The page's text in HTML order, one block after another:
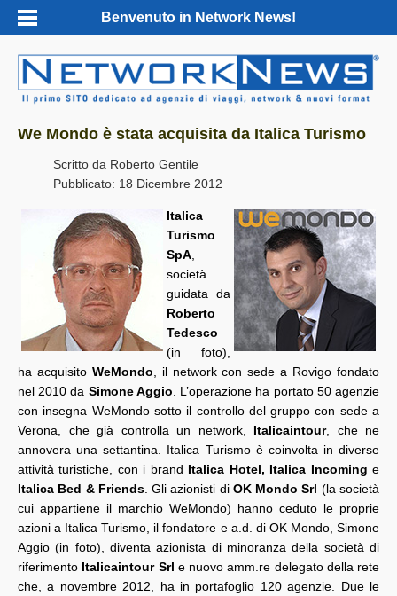
Benvenuto in Network News!
We Mondo è stata acquisita da Italica Turismo
Scritto da Roberto Gentile
Pubblicato: 18 Dicembre 2012
Italica
Turismo
SpA
società
guidata da
Roberto
Tedesco
(in foto),
ha acquisito WeMondo , il network con sede a Rovigo fondato
nel 2010 da Simone Aggio . L’operazione ha portato 50 agenzie
con insegna WeMondo sotto il controllo del gruppo con sede a
Verona, che già controlla un network, Italicaintour, che ne
annovera una settantina. Italica Turismo è coinvolta in diverse
attività turistiche, con i brand Italica Hotel, Italica Incoming e
Italica Bed & Friends. Gli azionisti di OK Mondo Srl (la società
cui appartiene il marchio WeMondo) hanno ceduto le proprie
azioni a Italica Turismo, il fondatore e a.d. di OK Mondo, Simone
Aggio (in foto), diventa azionista di minoranza della società di
riferimento Italicaintour Srl e nuovo amm.re delegato della rete
che, a novembre 2012, ha in portafoglio 120 agenzie. Due le